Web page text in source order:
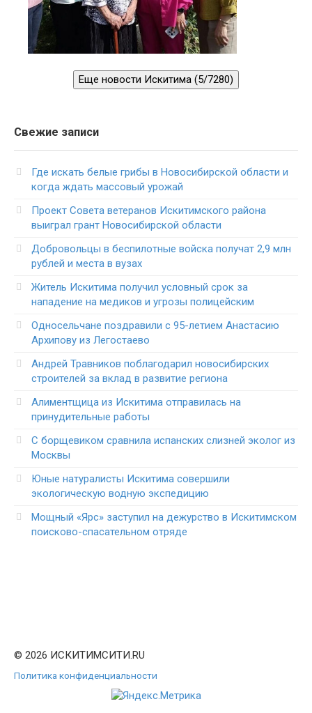
Еще новости Искитима (5/7280)
Свежие записи
Где искать белые грибы в Новосибирской области и
когда ждать массовый урожай
Проект Совета ветеранов Искитимского района
выиграл грант Новосибирской области
Добровольцы в беспилотные войска получат 2,9 млн
рублей и места в вузах
Житель Искитима получил условный срок за
нападение на медиков и угрозы полицейским
Односельчане поздравили с 95-летием Анастасию
Архипову из Легостаево
Андрей Травников поблагодарил новосибирских
строителей за вклад в развитие региона
Алиментщица из Искитима отправилась на
принудительные работы
С борщевиком сравнила испанских слизней эколог из
Москвы
Юные натуралисты Искитима совершили
экологическую водную экспедицию
Мощный «Ярс» заступил на дежурство в Искитимском
поисково-спасательном отряде
© 2026 ИСКИТИМСИТИ.RU
Политика конфиденциальности